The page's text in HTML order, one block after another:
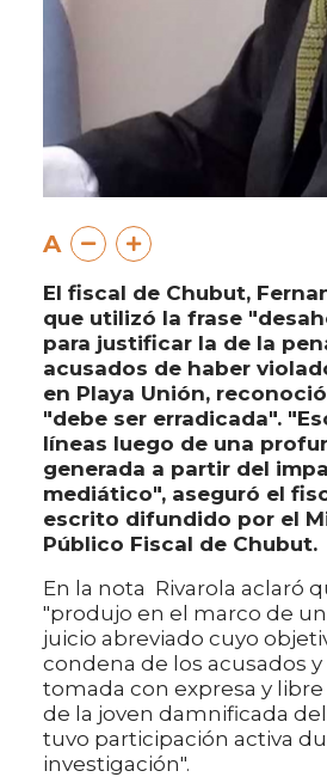
A
El fiscal de Chubut,
que utilizó la frase
para justificar la de la
acusados de haber
en Playa Unión,
"debe ser erradicada".
líneas luego de una
generada a partir del
mediático", aseguró el
escrito difundido por el
Público Fiscal de Chubut.
En la nota Rivarola aclaró
"produjo en el marco de
juicio abreviado cuyo
condena de los acusados
tomada con expresa y
de la joven damnificada
tuvo participación activa
investigación".